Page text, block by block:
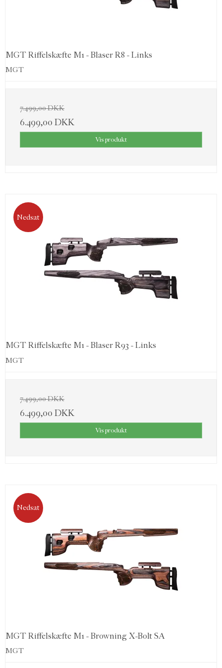
MGT Riffelskæfte M1 - Blaser R8 - Links
MGT
7.499,00 DKK
6.499,00 DKK
Vis produkt
Nedsat
MGT Riffelskæfte M1 - Blaser R93 - Links
MGT
7.499,00 DKK
6.499,00 DKK
Vis produkt
Nedsat
MGT Riffelskæfte M1 - Browning X-Bolt SA
MGT